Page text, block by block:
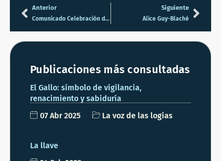
Anterior
Comunicado Celebración del Solsticio
Siguiente
Alice Guy-Blaché
Publicaciones más consultadas
El Gallo: símbolo de vigilancia,
renacimiento y sabiduría
07 Abr 2025
La voz de las logias
La llave